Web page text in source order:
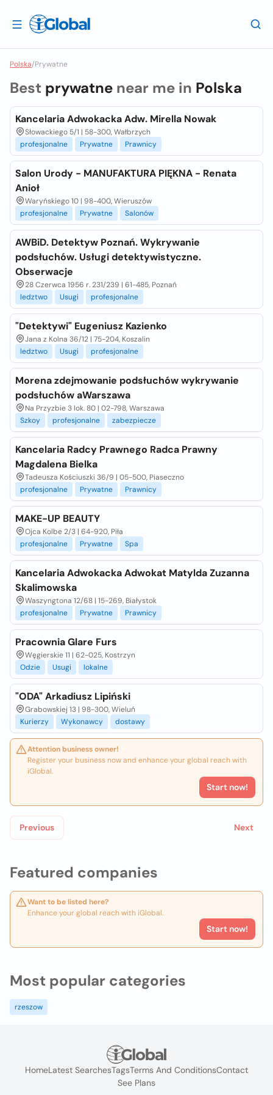
Polska/Prywatne
Featured companies
Want to be listed here?
Enhance your global reach with iGlobal.
Start now!
Best prywatne near me in Polska
Kancelaria Adwokacka Adw. Mirella Nowak
Słowackiego 5/1 | 58-300, Wałbrzych
profesjonalne
Prywatne Prawnicy
Salon Urody - MANUFAKTURA PIĘKNA - Renata
Anioł
Waryńskiego 10 | 98-400, Wieruszów
profesjonalne
Prywatne Salonów
AWBiD. Detektyw Poznań. Wykrywanie
podsłuchów. Usługi detektywistyczne.
Obserwacje
28 Czerwca 1956 r. 231/239 | 61-485, Poznań
ledztwo
Usugi profesjonalne
"Detektywi" Eugeniusz Kazienko
Jana z Kolna 36/12 | 75-204, Koszalin
ledztwo
Usugi profesjonalne
Morena zdejmowanie podsłuchów wykrywanie
podsłuchów aWarszawa
Na Przyzbie 3 lok. 80 | 02-798, Warszawa
Szkoy
profesjonalne zabezpiecze
Kancelaria Radcy Prawnego Radca Prawny
Magdalena Bielka
Tadeusza Kościuszki 36/9 | 05-500, Piaseczno
profesjonalne
Prywatne Prawnicy
MAKE-UP BEAUTY
Ojca Kolbe 2/3 | 64-920, Piła
profesjonalne
Prywatne Spa
Kancelaria Adwokacka Adwokat Matylda Zuzanna
Skalimowska
Waszyngtona 12/68 | 15-269, Białystok
profesjonalne
Prywatne Prawnicy
Pracownia Glare Furs
Węgierskie 11 | 62-025, Kostrzyn
Odzie
Usugi lokalne
"ODA" Arkadiusz Lipiński
Grabowskiej 13 | 98-300, Wieluń
Kurierzy
Wykonawcy dostawy
Attention business owner!
Register your business now and enhance your global reach with
iGlobal.
Start now!
Previous Next
Most popular categories
rzeszow
HomeLatest SearchesTagsTerms And ConditionsContact
See Plans